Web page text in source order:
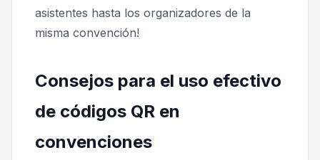
asistentes hasta los organizadores de la
misma convención!
Consejos para el uso efectivo
de códigos QR en
convenciones